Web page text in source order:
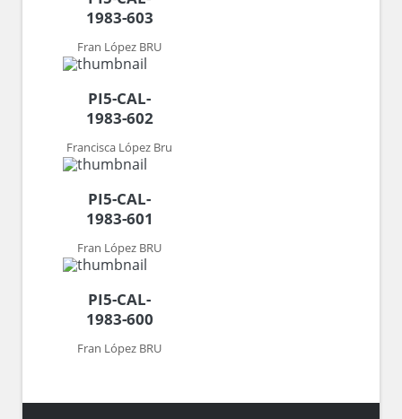
1983-603
Fran López BRU
PI5-CAL-
1983-602
Francisca López Bru
PI5-CAL-
1983-601
Fran López BRU
PI5-CAL-
1983-600
Fran López BRU